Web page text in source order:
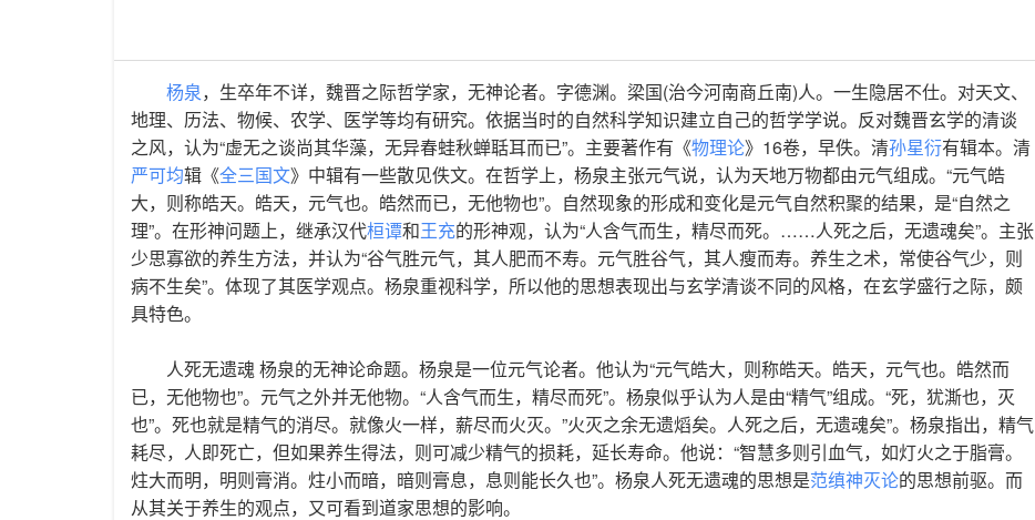
杨泉，生卒年不详，魏晋之际哲学家，无神论者。字德渊。梁国(治今河南商丘南)人。一生隐居不仕。对天文、
地理、历法、物候、农学、医学等均有研究。依据当时的自然科学知识建立自己的哲学学说。反对魏晋玄学的清谈
之风，认为“虚无之谈尚其华藻，无异春蛙秋蝉聒耳而已”。主要著作有《物理论》16卷，早佚。清孙星衍有辑本。清
严可均辑《全三国文》中辑有一些散见佚文。在哲学上，杨泉主张元气说，认为天地万物都由元气组成。“元气皓
大，则称皓天。皓天，元气也。皓然而已，无他物也”。自然现象的形成和变化是元气自然积聚的结果，是“自然之
理”。在形神问题上，继承汉代桓谭和王充的形神观，认为“人含气而生，精尽而死。……人死之后，无遗魂矣”。主张
少思寡欲的养生方法，并认为“谷气胜元气，其人肥而不寿。元气胜谷气，其人瘦而寿。养生之术，常使谷气少，则
病不生矣”。体现了其医学观点。杨泉重视科学，所以他的思想表现出与玄学清谈不同的风格，在玄学盛行之际，颇
具特色。
人死无遗魂 杨泉的无神论命题。杨泉是一位元气论者。他认为“元气皓大，则称皓天。皓天，元气也。皓然而
已，无他物也”。元气之外并无他物。“人含气而生，精尽而死”。杨泉似乎认为人是由“精气”组成。“死，犹澌也，灭
也”。死也就是精气的消尽。就像火一样，薪尽而火灭。”火灭之余无遗熖矣。人死之后，无遗魂矣”。杨泉指出，精气
耗尽，人即死亡，但如果养生得法，则可减少精气的损耗，延长寿命。他说：“智慧多则引血气，如灯火之于脂膏。
炷大而明，明则膏消。炷小而暗，暗则膏息，息则能长久也”。杨泉人死无遗魂的思想是范缜神灭论的思想前驱。而
从其关于养生的观点，又可看到道家思想的影响。